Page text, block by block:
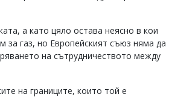
а като цяло остава неясно в кои
газ, но Европейският съюз няма да
на сътрудничеството между
на границите, които той е